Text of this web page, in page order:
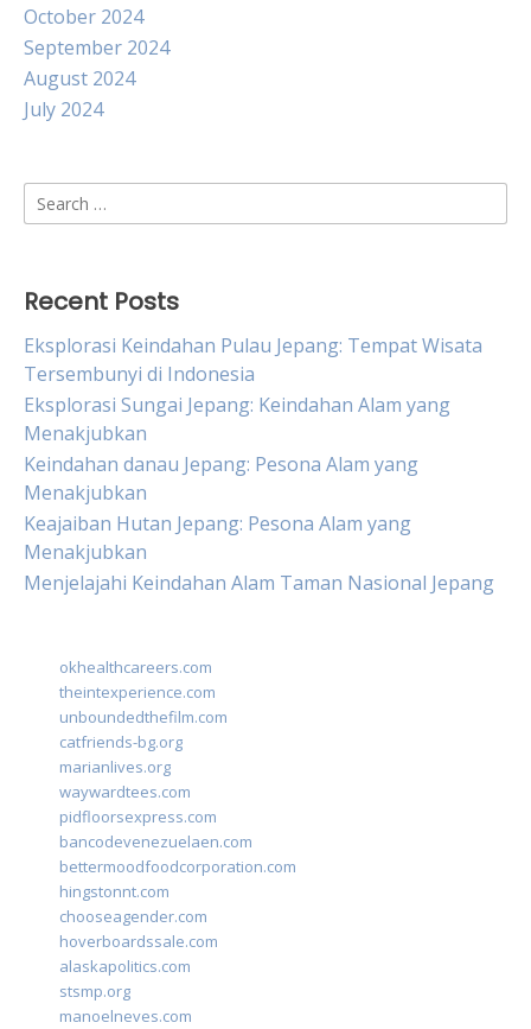
October 2024
September 2024
August 2024
July 2024
Search
for:
Recent Posts
Eksplorasi Keindahan Pulau Jepang: Tempat Wisata
Tersembunyi di Indonesia
Eksplorasi Sungai Jepang: Keindahan Alam yang
Menakjubkan
Keindahan danau Jepang: Pesona Alam yang
Menakjubkan
Keajaiban Hutan Jepang: Pesona Alam yang
Menakjubkan
Menjelajahi Keindahan Alam Taman Nasional Jepang
okhealthcareers.com
theintexperience.com
unboundedthefilm.com
catfriends-bg.org
marianlives.org
waywardtees.com
pidfloorsexpress.com
bancodevenezuelaen.com
bettermoodfoodcorporation.com
hingstonnt.com
chooseagender.com
hoverboardssale.com
alaskapolitics.com
stsmp.org
manoelneves.com